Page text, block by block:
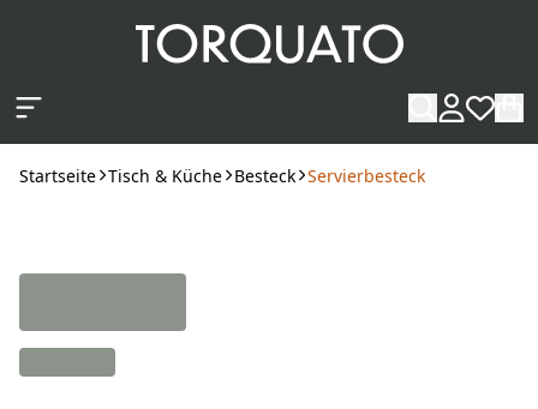
Startseite Tisch & Küche Besteck Servierbesteck